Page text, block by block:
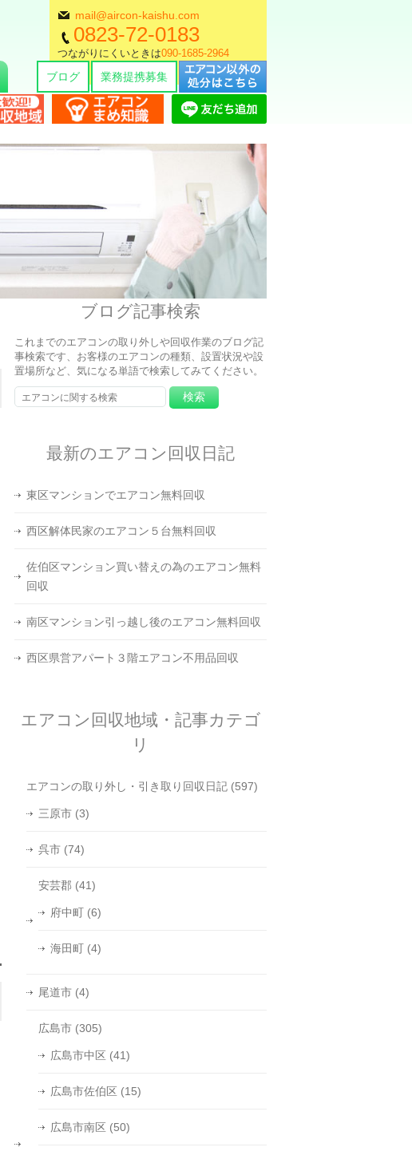
mail@aircon-kaishu.com
0823-72-0183
つながりにくいときは090-1685-2964
即日対応大歓迎
業務提携募集
ブログ
ブログ記事検索
これまでのエアコンの取り外しや回収作業のブログ記
事検索です、お客様のエアコンの種類、設置状況や設
置場所など、気になる単語で検索してみてください。
最新のエアコン回収日記
東区マンションでエアコン無料回収
西区解体民家のエアコン５台無料回収
佐伯区マンション買い替えの為のエアコン無料
回収
南区マンション引っ越し後のエアコン無料回収
西区県営アパート３階エアコン不用品回収
エアコン回収地域・記事カテゴ
リ
エアコンの取り外し・引き取り回収日記 (597)
三原市 (3)
呉市 (74)
安芸郡 (41)
府中町 (6)
海田町 (4)
尾道市 (4)
広島市 (305)
広島市中区 (41)
広島市佐伯区 (15)
広島市南区 (50)